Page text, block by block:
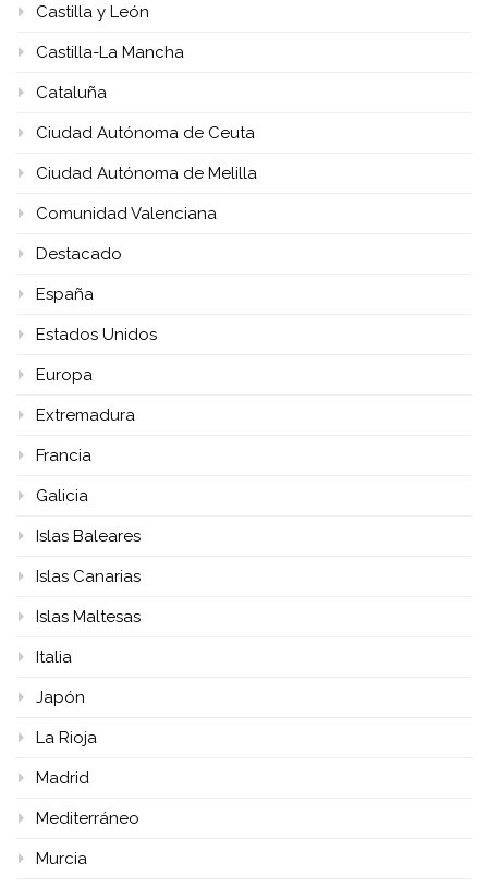
Castilla y León
Castilla-La Mancha
Cataluña
Ciudad Autónoma de Ceuta
Ciudad Autónoma de Melilla
Comunidad Valenciana
Destacado
España
Estados Unidos
Europa
Extremadura
Francia
Galicia
Islas Baleares
Islas Canarias
Islas Maltesas
Italia
Japón
La Rioja
Madrid
Mediterráneo
Murcia